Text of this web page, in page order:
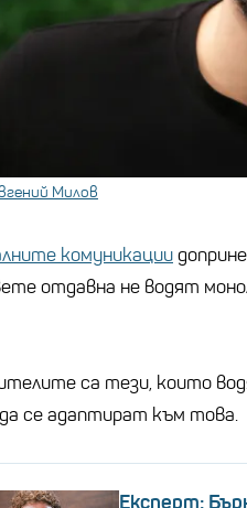
Милов
комуникации
отдавна не водят
са тези, които
се адаптират към това.
Експерт: